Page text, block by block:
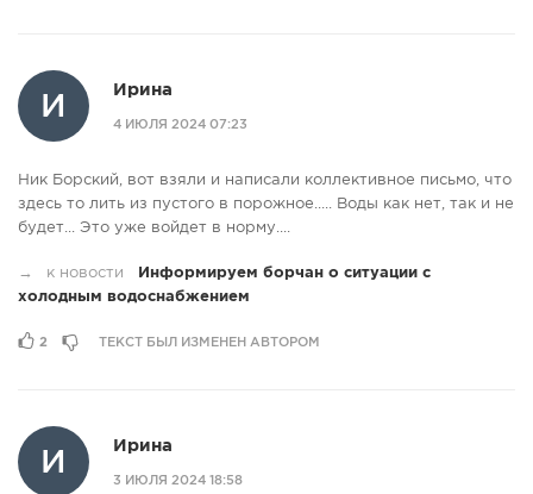
И
Ирина
4 ИЮЛЯ 2024 07:23
Ник Борский, вот взяли и написали коллективное письмо, что
здесь то лить из пустого в порожное..... Воды как нет, так и не
будет... Это уже войдет в норму....
→ к новости
Информируем борчан о ситуации с
холодным водоснабжением
2 ТЕКСТ БЫЛ ИЗМЕНЕН АВТОРОМ
И
Ирина
3 ИЮЛЯ 2024 18:58